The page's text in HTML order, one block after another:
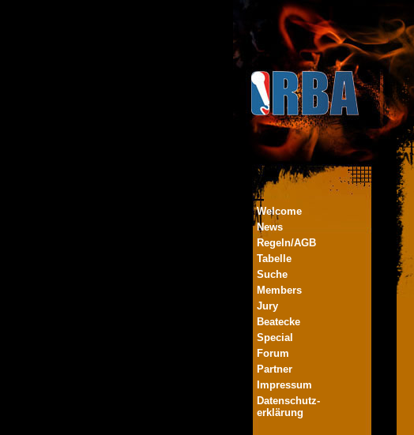
Welcome
News
Regeln/AGB
Tabelle
Suche
Members
Jury
Beatecke
Special
Forum
Partner
Impressum
Datenschutz-
erklärung